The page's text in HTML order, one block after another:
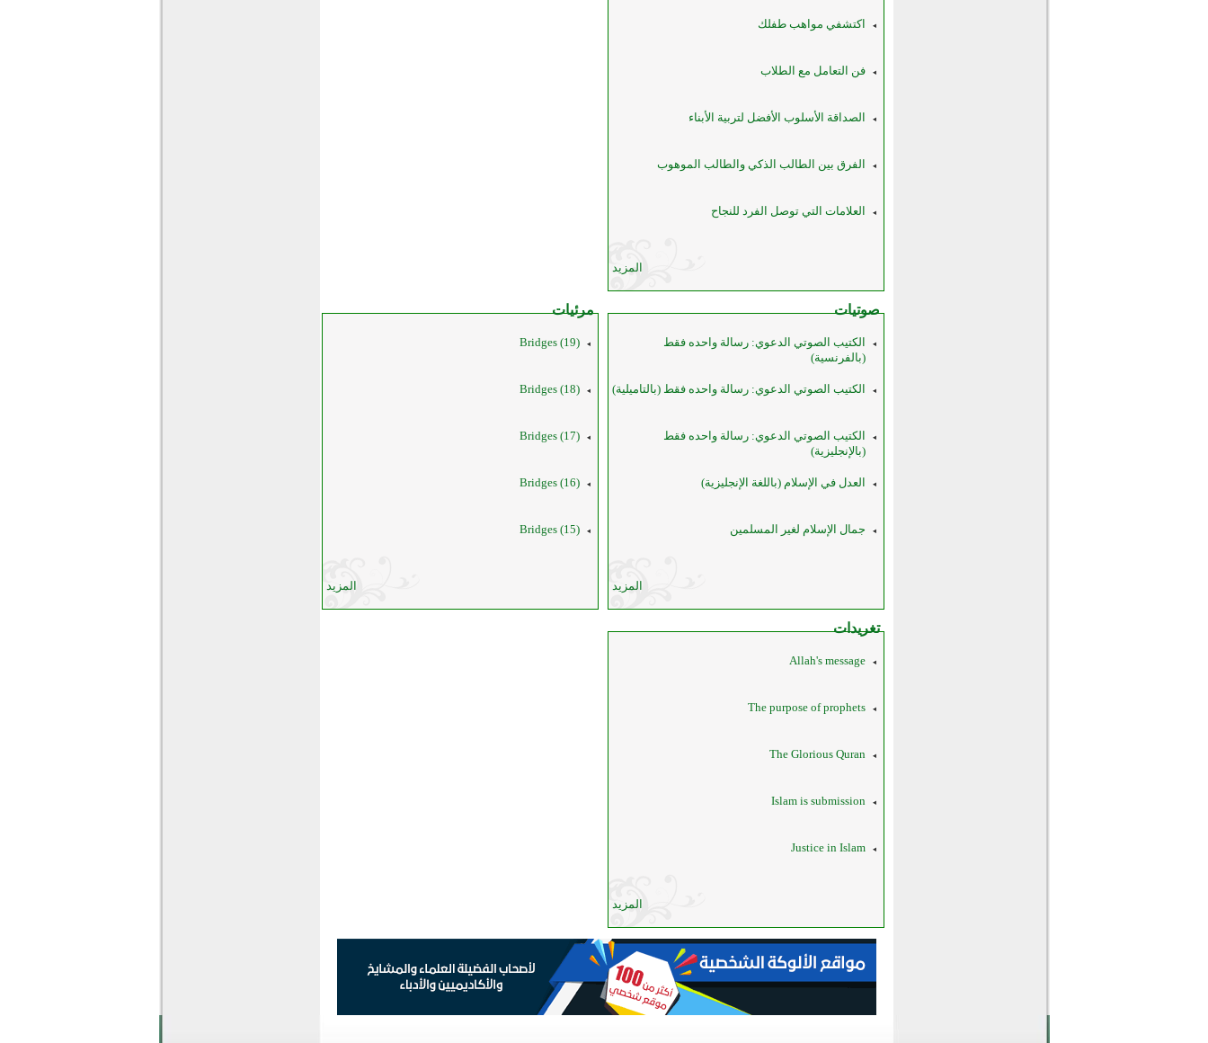
اكتشفي مواهب طفلك
فن التعامل مع الطلاب
الصداقة الأسلوب الأفضل لتربية الأبناء
الفرق بين الطالب الذكي والطالب الموهوب
العلامات التي توصل الفرد للنجاح
المزيد
صوتيات
الكتيب الصوتي الدعوي: رسالة واحده فقط
(بالفرنسية)
الكتيب الصوتي الدعوي: رسالة واحده فقط (بالتاميلية)
الكتيب الصوتي الدعوي: رسالة واحده فقط
(بالإنجليزية)
العدل في الإسلام (باللغة الإنجليزية)
جمال الإسلام لغير المسلمين
المزيد
مرئيات
(19) Bridges
(18) Bridges
(17) Bridges
(16) Bridges
(15) Bridges
المزيد
تغريدات
Allah's message
The purpose of prophets
The Glorious Quran
Islam is submission
Justice in Islam
المزيد